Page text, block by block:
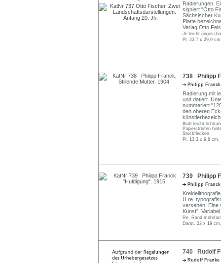
Radierungen.
signiert "Otto
Sächsischer
Platte
Verlag Otto
Je leicht
Pl. 23,7 x 29,9
738 Philipp
Philipp
Radierung mit
und datiert.
nummeriert
den oberen
Blatt leicht
Papierstreifen
Stockflecken.
Pl. 13,3 x 9,8
739 Philipp
Philipp
U.re.
versehen. Eine
Kunst".
Re. Rand
Darst. 22 x 19
740 Rudolf
Rudolf Franke